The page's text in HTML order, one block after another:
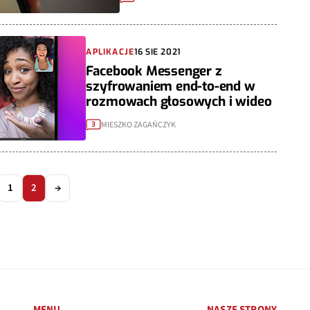
APLIKACJE16 SIE 2021
Facebook Messenger z
szyfrowaniem end-to-end w
rozmowach głosowych i wideo
3 MIESZKO ZAGAŃCZYK
1 2 →